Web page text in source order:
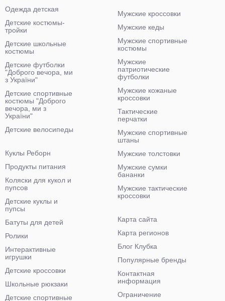
Одежда детская
Детские костюмы-
тройки
Детские школьные
костюмы
Детские футболки
"Доброго вечора, ми
з України"
Детские спортивные
костюмы "Доброго
вечора, ми з
України"
Детские велосипеды
Мужские кроссовки
Мужские кеды
Мужские спортивные
костюмы
Мужские
патриотические
футболки
Мужские кожаные
кроссовки
Тактические
перчатки
Мужские спортивные
штаны
Мужские толстовки
Мужские сумки
бананки
Мужские тактические
кроссовки
Куклы Реборн
Продукты питания
Коляски для кукол и
пупсов
Детские куклы и
пупсы
Батуты для детей
Ролики
Интерактивные
игрушки
Детские кроссовки
Школьные рюкзаки
Детские спортивные
Карта сайта
Карта регионов
Блог Клубка
Популярные бренды
Контактная
информация
Ограничение